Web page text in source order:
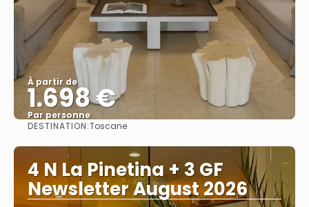
À partir de
1.698 €
Par personne
DESTINATION:Toscane
4 N La Pinetina + 3 GF
Newsletter August 2026